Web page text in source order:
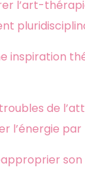
l’art-
inspiration
de
l’énergie